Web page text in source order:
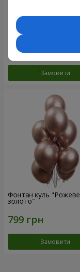
11 жовтих смайликів і
червоних сердець
Замовити
Фонтан куль "Рожеве
золото"
Замовити